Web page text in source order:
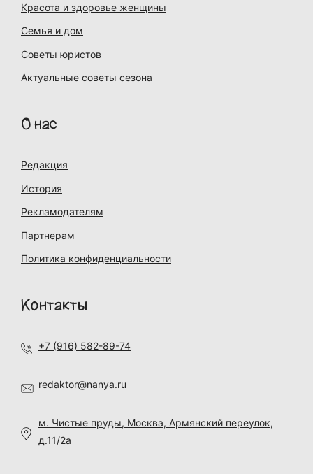
Красота и здоровье женщины
Семья и дом
Советы юристов
Актуальные советы сезона
О нас
Редакция
История
Рекламодателям
Партнерам
Политика конфиденциальности
Контакты
+7 (916) 582-89-74
redaktor@nanya.ru
м. Чистые пруды, Москва, Армянский переулок,
д.11/2а